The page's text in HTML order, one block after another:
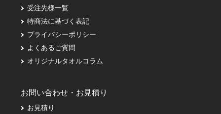
受注先様一覧
特商法に基づく表記
プライバシーポリシー
よくあるご質問
オリジナルタオルコラム
お問い合わせ・お見積り
お見積り